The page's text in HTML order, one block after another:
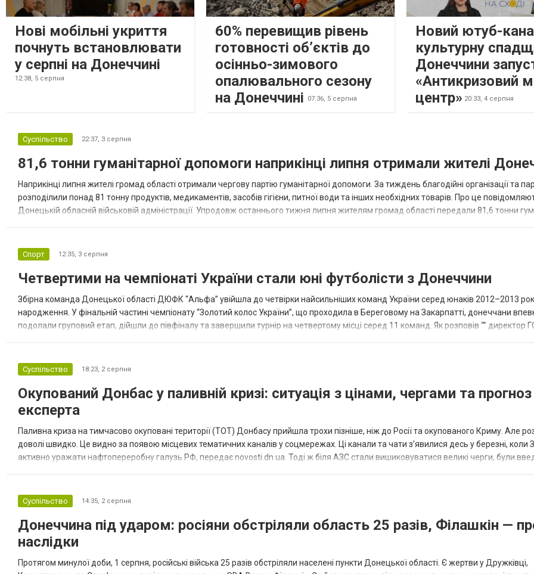
Нові мобільні укриття
почнуть встановлювати
у серпні на Донеччині
12:38, 5 серпня
60% перевищив рівень
готовності об’єктів до
осінньо-зимового
опалювального сезону
на Донеччині
07:36, 5 серпня
Новий ютуб-
культурну
Донеччини
«Антикризовий
центр» 20:33, 4 серпня
Суспільство 22:37, 3 серпня
81,6 тонни гуманітарної допомоги наприкінці липня отримали жителі
Наприкінці липня жителі громад області отримали чергову партію гуманітарної допомоги. За тиждень благодійні організації та
розподілили понад 81 тонну продуктів, медикаментів, засобів гігієни, питної води та інших необхідних товарів. Про це
Донецькій обласній військовій адміністрації. Упродовж останнього тижня липня жителям громад області передали 81,6 тонни
Спорт 12:35, 3 серпня
Четвертими на чемпіонаті України стали юні футболісти з Донеччини
Збірна команда Донецької області ДЮФК “Альфа” увійшла до четвірки найсильніших команд України серед юнаків 2012–2013
народження. У фінальній частині чемпіонату “Золотий колос України”, що проходила в Береговому на Закарпатті, донеччани
подолали груповий етап, дійшли до півфіналу та завершили турнір на четвертому місці серед 11 команд. Як розповів “” директор
Суспільство 18:23, 2 серпня
Окупований Донбас у паливній кризі: ситуація з цінами, чергами та прогноз
експерта
Паливна криза на тимчасово окуповані території (ТОТ) Донбасу прийшла трохи пізніше, ніж до Росії та окупованого Криму. Але
доволі швидко. Це видно за появою місцевих тематичних каналів у соцмережах. Ці канали та чати з’явилися десь у березні, коли
активно уражати нафтопереробну галузь РФ, передає novosti.dn.ua. Тоді ж біля АЗС стали вишиковуватися великі черги, були
Суспільство 14:35, 2 серпня
Донеччина під ударом: росіяни обстріляли область 25 разів, Філашкін —
наслідки
Протягом минулої доби, 1 серпня, російські війська 25 разів обстріляли населені пункти Донецької області. Є жертви у Дружківці,